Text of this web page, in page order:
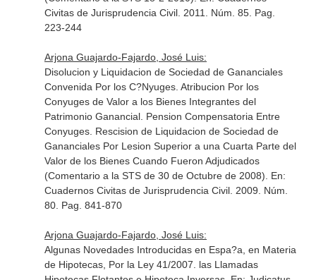
Civitas de Jurisprudencia Civil. 2011. Núm. 85. Pag.
223-244
Arjona Guajardo-Fajardo, José Luis:
Disolucion y Liquidacion de Sociedad de Gananciales
Convenida Por los C?Nyuges. Atribucion Por los
Conyuges de Valor a los Bienes Integrantes del
Patrimonio Ganancial. Pension Compensatoria Entre
Conyuges. Rescision de Liquidacion de Sociedad de
Gananciales Por Lesion Superior a una Cuarta Parte del
Valor de los Bienes Cuando Fueron Adjudicados
(Comentario a la STS de 30 de Octubre de 2008). En:
Cuadernos Civitas de Jurisprudencia Civil. 2009. Núm.
80. Pag. 841-870
Arjona Guajardo-Fajardo, José Luis:
Algunas Novedades Introducidas en Espa?a, en Materia
de Hipotecas, Por la Ley 41/2007. las Llamadas